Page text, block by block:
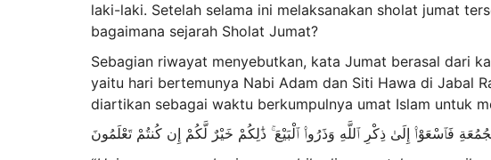
laki-laki. Setelah selama ini melaksanakan sholat jumat
bagaimana sejarah Sholat Jumat?
Sebagian riwayat menyebutkan, kata Jumat berasal dari
yaitu hari bertemunya Nabi Adam dan Siti Hawa di Jabal
diartikan sebagai waktu berkumpulnya umat Islam untuk
فَٱسْعَوْا۟ إِلَىٰ ذِكْرِ ٱللَّهِ وَذَرُوا۟ ٱلْبَيْعَ ۚ ذَٰلِكُمْ خَيْرٌ لَّكُمْ إِن كُنتُمْ تَعْلَمُونَ